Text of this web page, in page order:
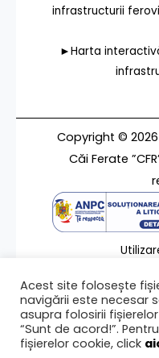
infrastructurii
►Harta
Copyright ©
Căi Ferate
Ultima
Acest site folosește
navigării este necesar
asupra folosirii
“Sunt de acord!”.
fișierelor cookie, click